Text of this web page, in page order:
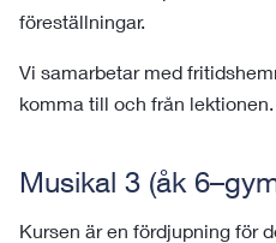
föreställningar.
Vi samarbetar med
komma till och från lektionen.
Musikal 3 (åk
Kursen är en fördjupning för